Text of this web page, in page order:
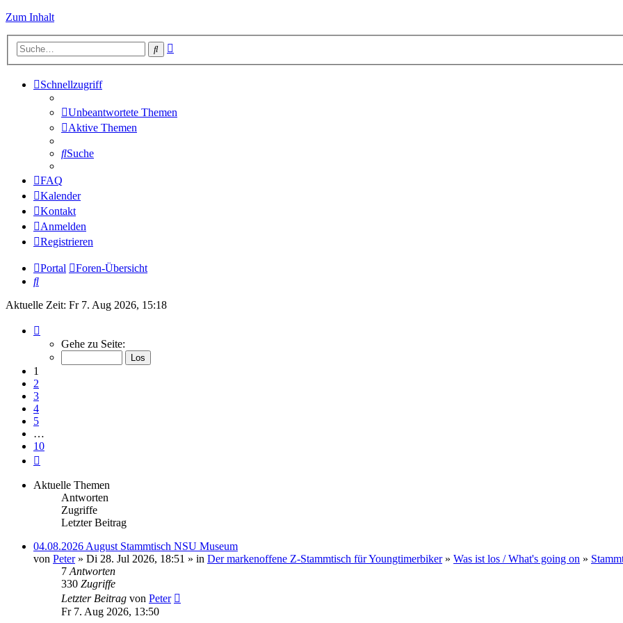
Zum Inhalt
Suche
Schnellzugriff
Unbeantwortete Themen
Aktive Themen
Suche
FAQ
Kalender
Kontakt
Anmelden
Registrieren
Portal
Foren-Übersicht
Suche
Aktuelle Zeit: Fr 7. Aug 2026, 15:18
von
Gehe zu Seite:
1
2
3
4
5
…
10
Aktuelle Themen
Antworten
Zugriffe
Letzter Beitrag
04.08.2026 August Stammtisch NSU Museum
von Peter» Di 28. Jul 2026, 18:51 » in Der markenoffene Z-Stammtisch für Youngtimerbiker» Was ist los / What's going on »
7 Antworten
330 Zugriffe
Letzter Beitrag von Peter
Fr 7. Aug 2026, 13:50